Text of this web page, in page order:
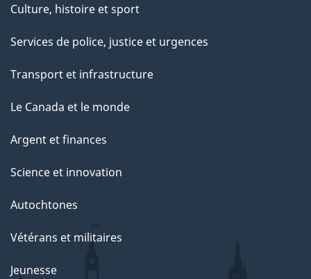
Culture, histoire et sport
Services de police, justice et urgences
Transport et infrastructure
Le Canada et le monde
Argent et finances
Science et innovation
Autochtones
Vétérans et militaires
Jeunesse